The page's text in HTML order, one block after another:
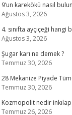
9’un karekökü nasıl
Ağustos 3, 2026
4. sınıfta ayçiçeği hangi
Ağustos 3, 2026
Şugar karı ne demek ?
Temmuz 30, 2026
28 Mekanize Piyade
Temmuz 30, 2026
Kozmopolit nedir
Temmuz 26, 2026